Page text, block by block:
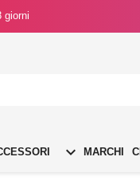
giorni
 MARCHI